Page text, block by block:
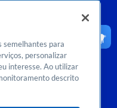
Email:
falesebraerio@rj.sebrae.com.br
semelhantes para
personalizar
interesse. Ao utilizar
descrito